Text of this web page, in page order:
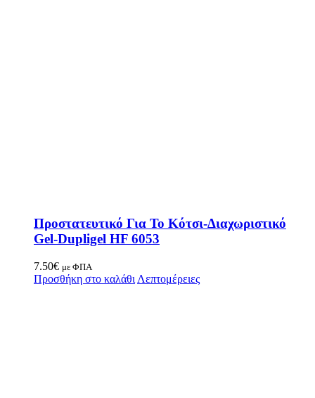
Προστατευτικό Για Το Κότσι-Διαχωριστικό
Gel-Dupligel HF 6053
7.50€ με ΦΠΑ
Προσθήκη στο καλάθι Λεπτομέρειες